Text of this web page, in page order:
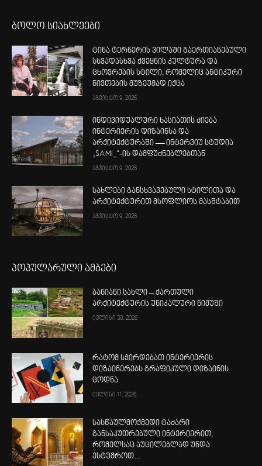
ბოლო სიახლეები
ტინა ტერნერის ვილაში გაერთიანებული
სხვადასხვა ქვეყნის კულტურა და
ცხოვრების სტილი, რომელიც ანტიკური
ნივთების მუზეუმად იქცა
აგვისტო 9, 2026
ინდივიდუალური ხასიათის ძიება
ინტერიერის დიზაინსა და
არქიტექტურაში — ინტერვიუ სტუდია
„SAMI_“-ის დამფუძნებლებთან
აგვისტო 9, 2026
სახლები განსხვავებული სტილითა და
არქიტექტურით მსოფლიოს მასშტაბით
აგვისტო 9, 2026
პოპულარული ამბები
ბანიანი სახლი – ქართული
არქიტექტურის უნიკალური ნიმუში
ივლისი 30, 2026
რატომ სჭირდებათ ინტერიერის
დიზაინერებს გრაფიკული დიზაინის
ცოდნა
ივლისი 11, 2026
სასწაულმოქმედი ტაძარი
განსაკუთრებული ინტერიერით,
რომელსაც აუცილებლად უნდა
ესტუმროთ…